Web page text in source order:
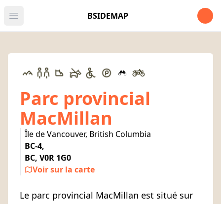
Open main menu BSIDEMAP Open
Parc provincial
MacMillan
Île de Vancouver, British Columbia
BC-4,
BC, V0R 1G0
Voir sur la carte
Le parc provincial MacMillan est situé sur